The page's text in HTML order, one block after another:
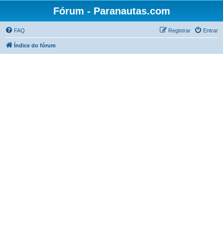
Fórum - Paranautas.com
FAQ Entrar
Registrar
Índice do fórum